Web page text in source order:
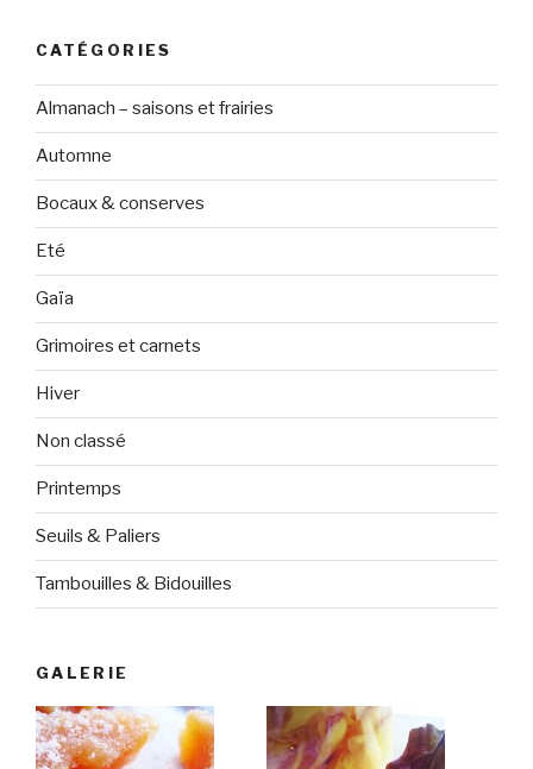
CATÉGORIES
Almanach – saisons et frairies
Automne
Bocaux & conserves
Eté
Gaïa
Grimoires et carnets
Hiver
Non classé
Printemps
Seuils & Paliers
Tambouilles & Bidouilles
GALERIE